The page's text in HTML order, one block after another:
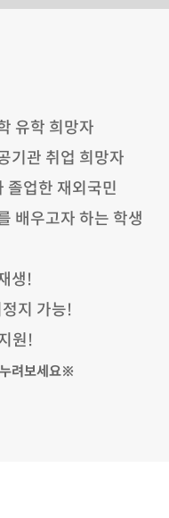
유학 희망자
기관 취업 희망자
졸업한 재외국민
배우고자 하는 학생
생!
지 가능!
원!
려보세요※